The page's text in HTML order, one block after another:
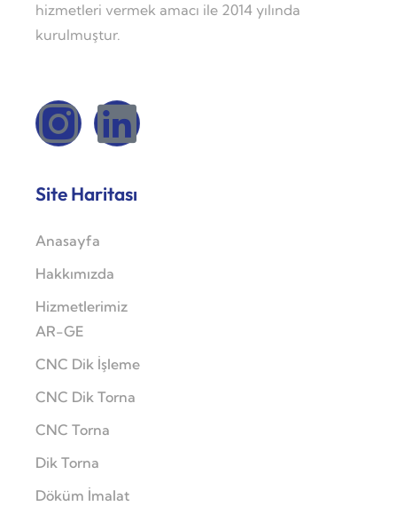
hizmetleri vermek amacı ile 2014 yılında
kurulmuştur.
Site Haritası
Anasayfa
Hakkımızda
Hizmetlerimiz
AR-GE
CNC Dik İşleme
CNC Dik Torna
CNC Torna
Dik Torna
Döküm İmalat